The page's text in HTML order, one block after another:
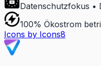
Datenschutzfokus •
100% Ökostrom
Icons by Icons8